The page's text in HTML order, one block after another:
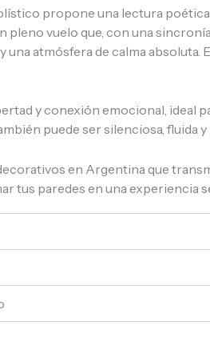
propone una lectura
pleno vuelo que, con una
atmósfera de calma
y conexión emocional, ideal
puede ser silenciosa, fluida
en Argentina que
tus paredes en una experiencia